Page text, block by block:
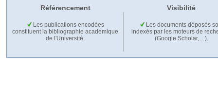
Référencement Visibilité
Les publications encodées
constituent la bibliographie académique
de l'Université.
Les documents déposés
indexés par les moteurs de
(Google Scholar,…).